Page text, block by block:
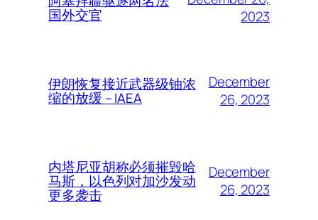
国外交官
2023
伊朗恢复接近武器级铀浓
缩的放缓 – IAEA
December
26, 2023
内塔尼亚胡称必须摧毁哈
马斯，以色列对加沙发动
更多袭击
December
26, 2023